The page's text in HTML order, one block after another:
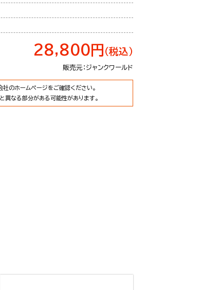
28,800円 （税込）
販売元：ジャンクワールド
社のホームページをご確認ください。
異なる部分がある可能性があります。